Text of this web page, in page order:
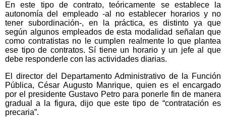
En este tipo de contrato, teóricamente se establece la
autonomía del empleado -al no establecer horarios y no
tener subordinación-, en la práctica, es distinto ya que
según algunos empleados de esta modalidad señalan que
como contratistas no le cumplen realmente lo que plantea
ese tipo de contratos. Sí tiene un horario y un jefe al que
debe responderle con las actividades diarias.
El director del Departamento Administrativo de la Función
Pública, César Augusto Manrique, quien es el encargado
por el presidente Gustavo Petro para ponerle fin de manera
gradual a la figura, dijo que este tipo de “contratación es
precaria”.